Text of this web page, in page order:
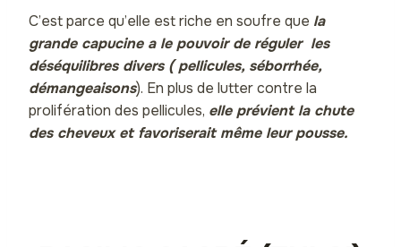
C’est parce qu’elle est riche en soufre que la
grande capucine a le pouvoir de réguler les
déséquilibres divers ( pellicules, séborrhée,
démangeaisons). En plus de lutter contre la
prolifération des pellicules, elle prévient la chute
des cheveux et favoriserait même leur pousse.